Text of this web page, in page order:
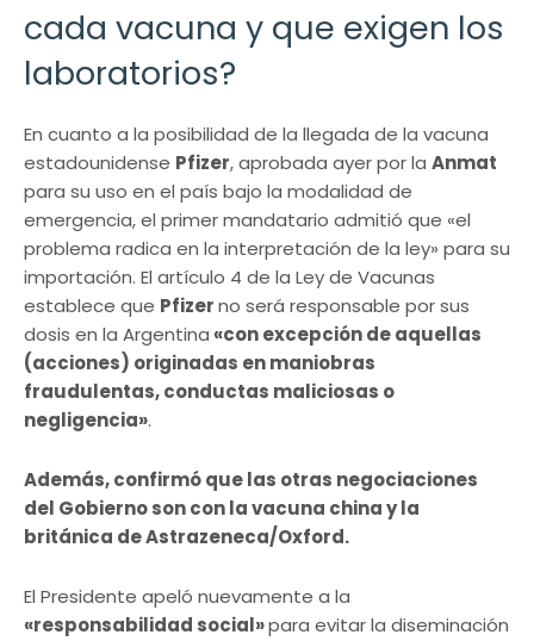
cada vacuna y que exigen los
laboratorios?
En cuanto a la posibilidad de la llegada de la vacuna
estadounidense Pfizer, aprobada ayer por la Anmat
para su uso en el país bajo la modalidad de
emergencia, el primer mandatario admitió que «el
problema radica en la interpretación de la ley» para su
importación. El artículo 4 de la Ley de Vacunas
establece que Pfizerno será responsable por sus
dosis en la Argentina «con excepción de aquellas
(acciones) originadas en maniobras
fraudulentas, conductas maliciosas o
negligencia».
Además, confirmó que las otras negociaciones
del Gobierno son con la vacuna china y la
británica de Astrazeneca/Oxford.
El Presidente apeló nuevamente a la
«responsabilidad social»para evitar la diseminación